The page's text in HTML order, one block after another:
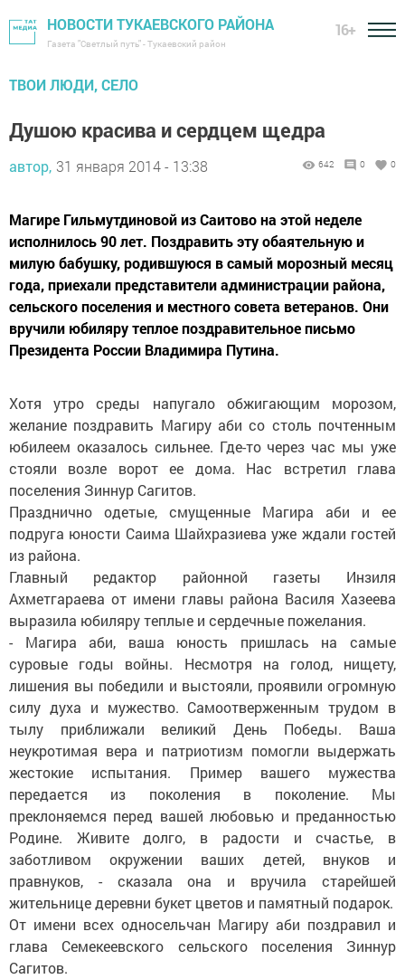
НОВОСТИ ТУКАЕВСКОГО РАЙОНА
Газета "Светлый путь" - Тукаевский район
16+
ТВОИ ЛЮДИ, СЕЛО
Душою красива и сердцем щедра
автор, 31 января 2014 - 13:38 642 0 0
Магире Гильмутдиновой из Саитово на этой неделе
исполнилось 90 лет. Поздравить эту обаятельную и
милую бабушку, родившуюся в самый морозный месяц
года, приехали представители администрации района,
сельского поселения и местного совета ветеранов. Они
вручили юбиляру теплое поздравительное письмо
Президента России Владимира Путина.
Хотя утро среды напугало обжигающим морозом,
желание поздравить Магиру аби со столь почтенным
юбилеем оказалось сильнее. Где-то через час мы уже
стояли возле ворот ее дома. Нас встретил глава
поселения Зиннур Сагитов.
Празднично одетые, смущенные Магира аби и ее
подруга юности Саима Шайхразиева уже ждали гостей
из района.
Главный редактор районной газеты Инзиля
Ахметгараева от имени главы района Василя Хазеева
выразила юбиляру теплые и сердечные пожелания.
- Магира аби, ваша юность пришлась на самые
суровые годы войны. Несмотря на голод, нищету,
лишения вы победили и выстояли, проявили огромную
силу духа и мужество. Самоотверженным трудом в
тылу приближали великий День Победы. Ваша
неукротимая вера и патриотизм помогли выдержать
жестокие испытания. Пример вашего мужества
передается из поколения в поколение. Мы
преклоняемся перед вашей любовью и преданностью
Родине. Живите долго, в радости и счастье, в
заботливом окружении ваших детей, внуков и
правнуков, - сказала она и вручила старейшей
жительнице деревни букет цветов и памятный подарок.
От имени всех односельчан Магиру аби поздравил и
глава Семекеевского сельского поселения Зиннур
Сагитов.